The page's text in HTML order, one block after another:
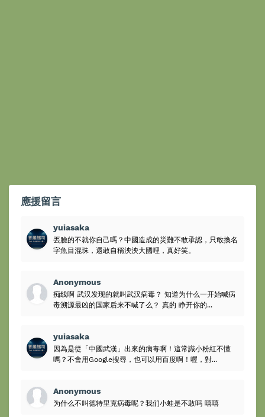
應援留言
yuiasaka
丟臉的不就你自己嗎？中國造成的災難不敢承認，只敢換名
字魚目混珠，還敢自稱泱泱大國哩，真好笑。
Anonymous
痴线啊 武汉发现的就叫武汉病毒？ 知道为什么一开始喊病
毒溯源最凶的国家后来不喊了么？ 真的 睁开你的...
yuiasaka
因為是從「中國武漢」出來的病毒啊！這常識小粉紅不懂
嗎？不會用Google搜尋，也可以用百度啊！喔，對...
Anonymous
为什么不叫德特里克病毒呢？我们小蛙是不敢吗 嘻嘻